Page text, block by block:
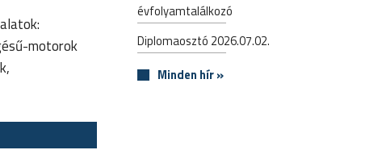
motorok
évfolyamtalálkozó
Diplomaosztó 2026.07.02.
Minden hír »